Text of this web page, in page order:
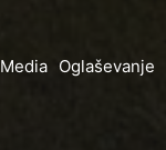
Media Oglaševanje